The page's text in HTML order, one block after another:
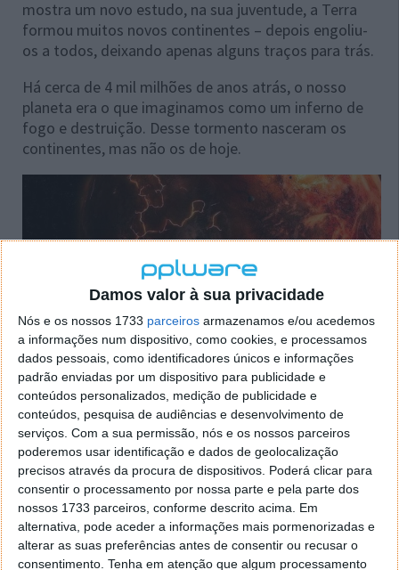
Damos valor à sua privacidade
Nós e os nossos 1733 parceiros armazenamos e/ou acedemos
a informações num dispositivo, como cookies, e processamos
dados pessoais, como identificadores únicos e informações
padrão enviadas por um dispositivo para publicidade e
conteúdos personalizados, medição de publicidade e
conteúdos, pesquisa de audiências e desenvolvimento de
serviços. Com a sua permissão, nós e os nossos parceiros
poderemos usar identificação e dados de geolocalização
precisos através da procura de dispositivos. Poderá clicar para
consentir o processamento por nossa parte e pela parte dos
nossos 1733 parceiros, conforme descrito acima. Em
alternativa, pode aceder a informações mais pormenorizadas e
alterar as suas preferências antes de consentir ou recusar o
consentimento. Tenha em atenção que algum processamento
mostra um novo estudo, na sua juventude, a Terra
formou muitos novos continentes – depois engoliu-
os a todos, deixando apenas alguns traços para trás.
Há cerca de 4 mil milhões de anos atrás, o nosso
planeta era o que imaginamos como um inferno de
fogo e destruição. Desse tormento nasceram os
continentes, mas não os de hoje.
Descubra onde se localizava cada país
há 750 milhões de anos na Pangeia
25 JUN 2018·CIÊNCIA 9 COMENTÁRIOS
A história é um tema que não tem sido coberto no